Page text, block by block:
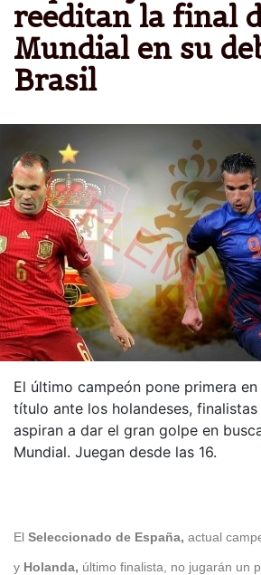
reeditan la final
Mundial en su
Brasil
El último campeón pone primera
título ante los holandeses,
aspiran a dar el gran golpe en
Mundial. Juegan desde las 16.
El Seleccionado de España, actual
y Holanda, último finalista, no jugarán un